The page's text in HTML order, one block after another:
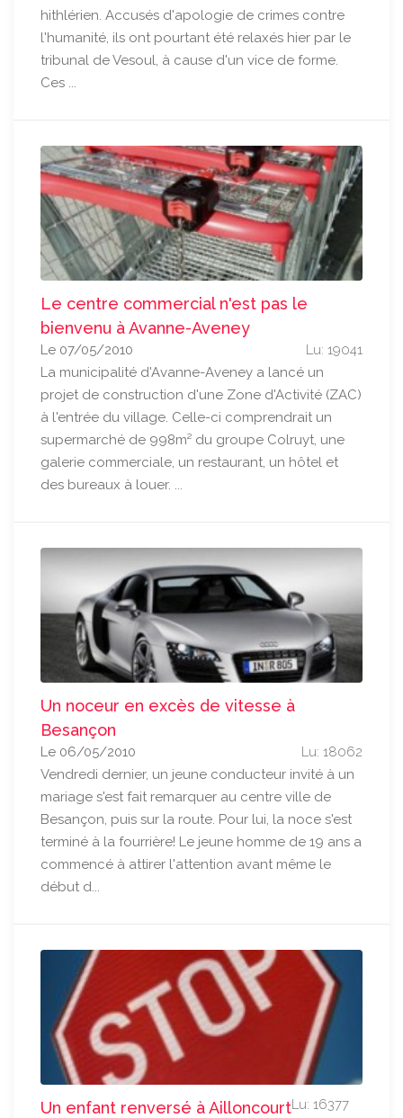
hithlérien. Accusés d'apologie de crimes contre
l'humanité, ils ont pourtant été relaxés hier par le
tribunal de Vesoul, à cause d'un vice de forme.
Ces ...
Le centre commercial n'est pas le
bienvenu à Avanne-Aveney
Lu: 19041
Le 07/05/2010
La municipalité d'Avanne-Aveney a lancé un
projet de construction d'une Zone d'Activité (ZAC)
à l'entrée du village. Celle-ci comprendrait un
supermarché de 998m² du groupe Colruyt, une
galerie commerciale, un restaurant, un hôtel et
des bureaux à louer. ...
Un noceur en excès de vitesse à
Besançon
Lu: 18062
Le 06/05/2010
Vendredi dernier, un jeune conducteur invité à un
mariage s'est fait remarquer au centre ville de
Besançon, puis sur la route. Pour lui, la noce s'est
terminé à la fourrière! Le jeune homme de 19 ans a
commencé à attirer l'attention avant même le
début d...
Un enfant renversé à AilloncourtLu: 16377